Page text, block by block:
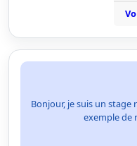
Bonjour, je suis un
exemple de